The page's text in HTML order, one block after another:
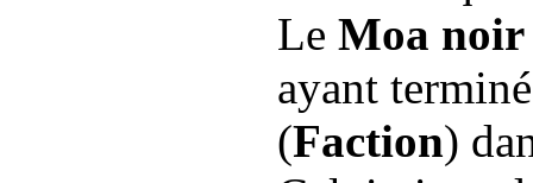
Le Moa noir
ayant
(Faction)